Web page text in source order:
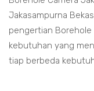
Jakasampurna
pengertian
kebutuhan yang
tiap berbeda